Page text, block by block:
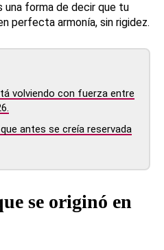
una forma de decir que tu
perfecta armonía, sin rigidez.
volviendo con fuerza entre
antes se creía reservada
se originó en